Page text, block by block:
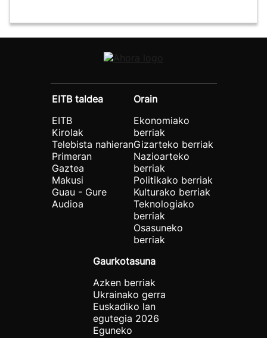
EITB taldea
EITB
Kirolak
Telebista nahieran
Primeran
Gaztea
Makusi
Guau - Gure
Audioa
Orain
Ekonomiako
berriak
Gizarteko berriak
Nazioarteko
berriak
Politikako berriak
Kulturako berriak
Teknologiako
berriak
Osasuneko
berriak
Gaurkotasuna
Azken berriak
Ukrainako gerra
Euskadiko lan
egutegia 2026
Eguneko